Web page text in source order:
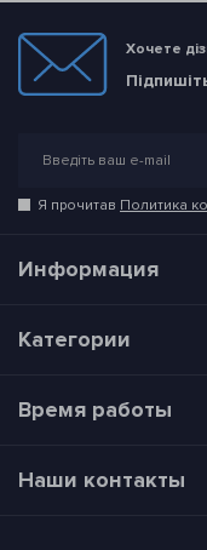
Хочете
Я прочитав Политика
Информация
Категории
Время работы
Наши контакты